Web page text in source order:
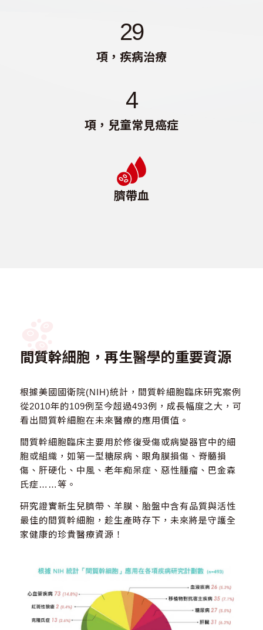
29
項，疾病治療
4
項，兒童常見癌症
臍帶血
間質幹細胞，再生醫學的重要資源
根據美國國衛院(NIH)統計，間質幹細胞臨床研究案例
從2010年的109例至今超過493例，成長幅度之大，可
看出間質幹細胞在未來醫療的應用價值。
間質幹細胞臨床主要用於修復受傷或病變器官中的細
胞或組織，如第一型糖尿病、眼角膜損傷、脊髓損
傷、肝硬化、中風、老年痴呆症、惡性腫瘤、巴金森
氏症……等。
研究證實新生兒臍帶、羊膜、胎盤中含有品質與活性
最佳的間質幹細胞，趁生產時存下，未來將是守護全
家健康的珍貴醫療資源！